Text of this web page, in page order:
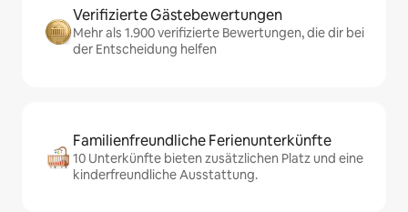
Verifizierte Gästebewertungen
Mehr als 1.900 verifizierte Bewertungen, die dir bei
der Entscheidung helfen
Familienfreundliche Ferienunterkünfte
10 Unterkünfte bieten zusätzlichen Platz und eine
kinderfreundliche Ausstattung.